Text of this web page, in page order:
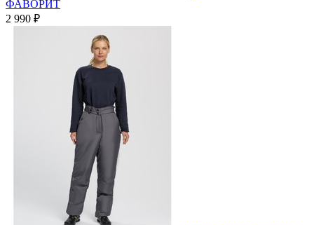
ФАВОРИТ
2 990 ₽